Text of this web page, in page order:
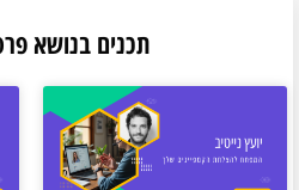
תכנים בנושא